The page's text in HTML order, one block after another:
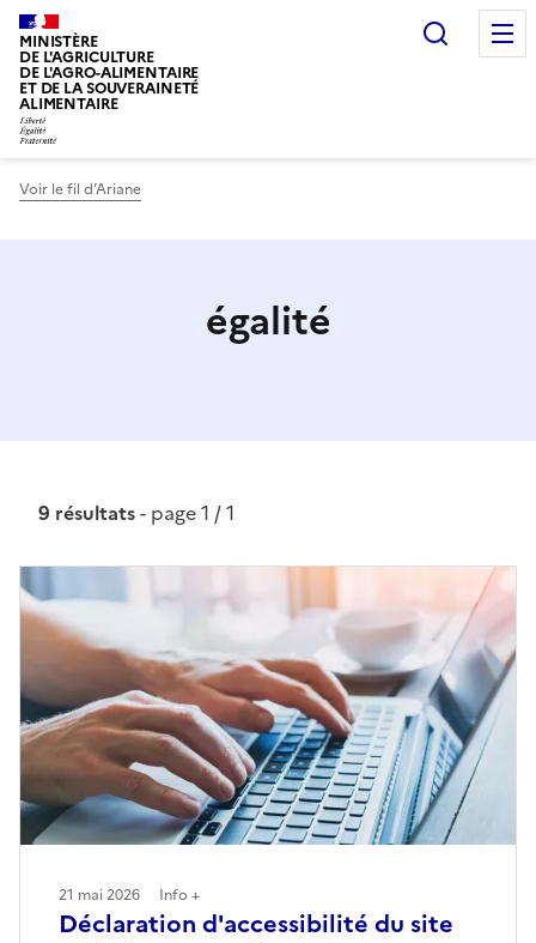
MINISTÈRE
DE L'AGRICULTURE
DE L'AGRO-ALIMENTAIRE
ET DE LA SOUVERAINETÉ
ALIMENTAIRE
Voir le fil d’Ariane
égalité
9 résultats- page 1 / 1
Déclaration d'accessibilité du site
21 mai 2026 Info +